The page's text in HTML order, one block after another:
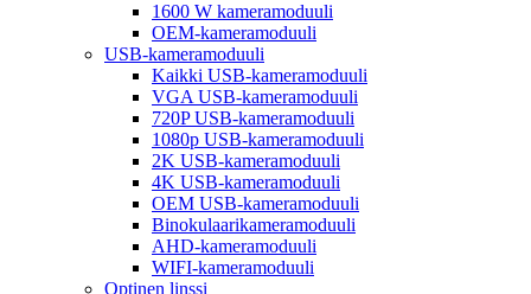
1600 W kameramoduuli
OEM-kameramoduuli
USB-kameramoduuli
Kaikki USB-kameramoduuli
VGA USB-kameramoduuli
720P USB-kameramoduuli
1080p USB-kameramoduuli
2K USB-kameramoduuli
4K USB-kameramoduuli
OEM USB-kameramoduuli
Binokulaarikameramoduuli
AHD-kameramoduuli
WIFI-kameramoduuli
Optinen linssi